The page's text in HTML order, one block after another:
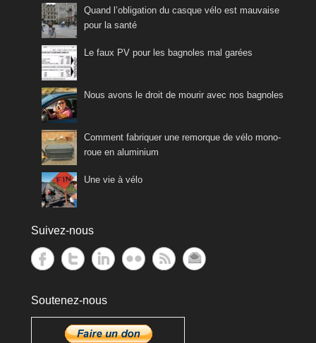
Quand l’obligation du casque vélo est mauvaise
pour la santé
Le faux PV pour les bagnoles mal garées
Nous avons le droit de mourir avec nos bagnoles
Comment fabriquer une remorque de vélo mono-
roue en aluminium
Une vie à vélo
Suivez-nous
Soutenez-nous